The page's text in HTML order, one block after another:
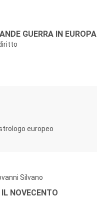
GUERRA IN EUROPA
europeo
Silvano
NOVECENTO